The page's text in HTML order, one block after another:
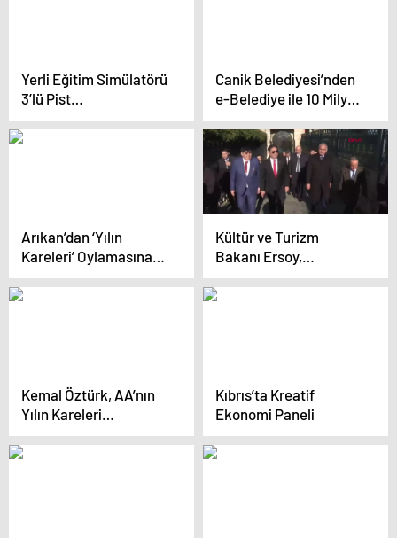
Yerli Eğitim Simülatörü
3’lü Pist
Operasyonlarında
Kullanılacak
Canik Belediyesi’nden
e-Belediye ile 10 Milyon
TL Tasarruf
Arıkan’dan ‘Yılın
Kareleri’ Oylamasına
Katkı
Kültür ve Turizm
Bakanı Ersoy,
Moğolistan
Cumhurbaşkanı ile
Kemal Öztürk, AA’nın
Yılın Kareleri
Oylamasına Katıldı
Kıbrıs’ta Kreatif
Ekonomi Paneli